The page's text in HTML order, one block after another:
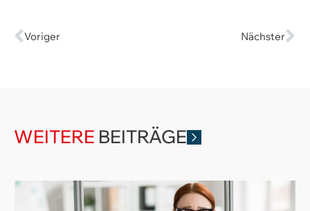
Voriger Nächster
WEITERE BEITRÄGE